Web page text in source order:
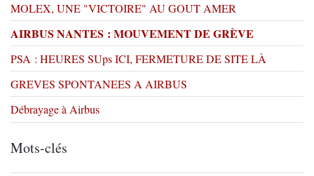
MOLEX, UNE "VICTOIRE" AU GOUT AMER
AIRBUS NANTES : MOUVEMENT DE GRÈVE
PSA : HEURES SUps ICI, FERMETURE DE SITE LÀ
GREVES SPONTANEES A AIRBUS
Débrayage à Airbus
Mots-clés